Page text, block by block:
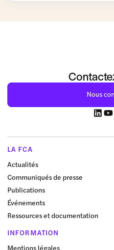
Nous
LA FCA
Actualités
Communiqués de presse
Publications
Événements
Ressources et documentation
INFORMATION
Mentions légales